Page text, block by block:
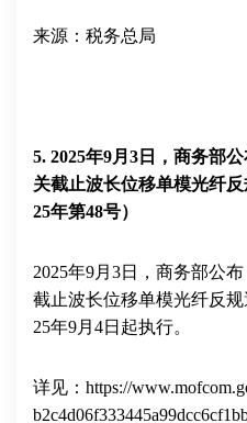
来源：税务总局
5. 2025年9月 3 日，商务部
关截止波长位移单模光纤
25年第48号）
2025年9月 3日，商务部公
截止波长位移单模光纤反
25年9月 4日起执行。
详见： https://